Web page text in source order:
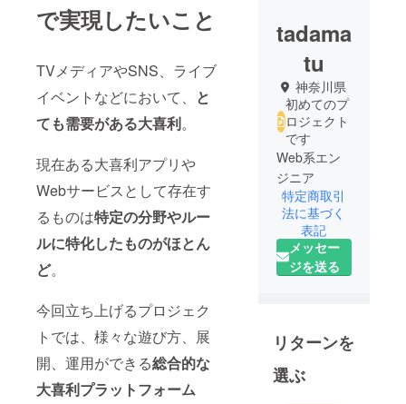
で実現したいこと
TVメディアやSNS、ライブ
イベントなどにおいて、 と
ても需要がある大喜利。
現在ある大喜利アプリや
Webサービスとして存在す
るものは特定の分野やルー
ルに特化したものがほとん
ど。
今回立ち上げるプロジェク
トでは、様々な遊び方、展
開、運用ができる総合的な
大喜利プラットフォーム
tadama
tu
神奈川県
初めてのプ
ロジェクト
です
Web系エン
ジニア
特定商取引
法に基づく
表記
メッセー
ジを送る
リターンを
選ぶ